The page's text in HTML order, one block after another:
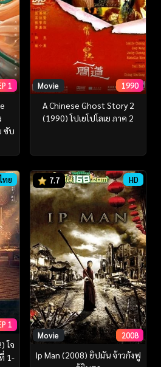
1
ซับ
Movie 1990
A Chinese Ghost Story 2
(1990) โปเยโปโลเย ภาค 2
ทย
1
โจ
1-
7.7 HD
Movie 2008
Ip Man (2008) ยิปมัน จ้าวกังฟู